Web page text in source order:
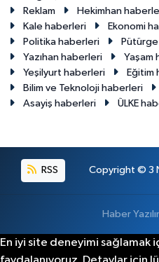
Reklam
Hekimhan
Kale haberleri
Ekonomi
Politika haberleri
Yazıhan haberleri
Yaşam
Yeşilyurt haberleri
Eğitim
Bilim ve Teknoloji haberleri
Asayiş haberleri
ÜLKE
RSS Copyright © 3
Haber
En iyi site deneyimi sağlamak